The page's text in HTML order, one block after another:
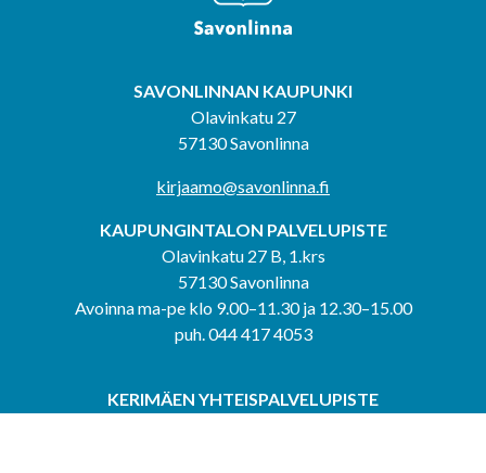
SAVONLINNAN KAUPUNKI
Olavinkatu 27
57130 Savonlinna
kirjaamo@savonlinna.fi
KAUPUNGINTALON PALVELUPISTE
Olavinkatu 27 B, 1.krs
57130 Savonlinna
Avoinna ma-pe klo 9.00–11.30 ja 12.30–15.00
puh. 044 417 4053
KERIMÄEN YHTEISPALVELUPISTE